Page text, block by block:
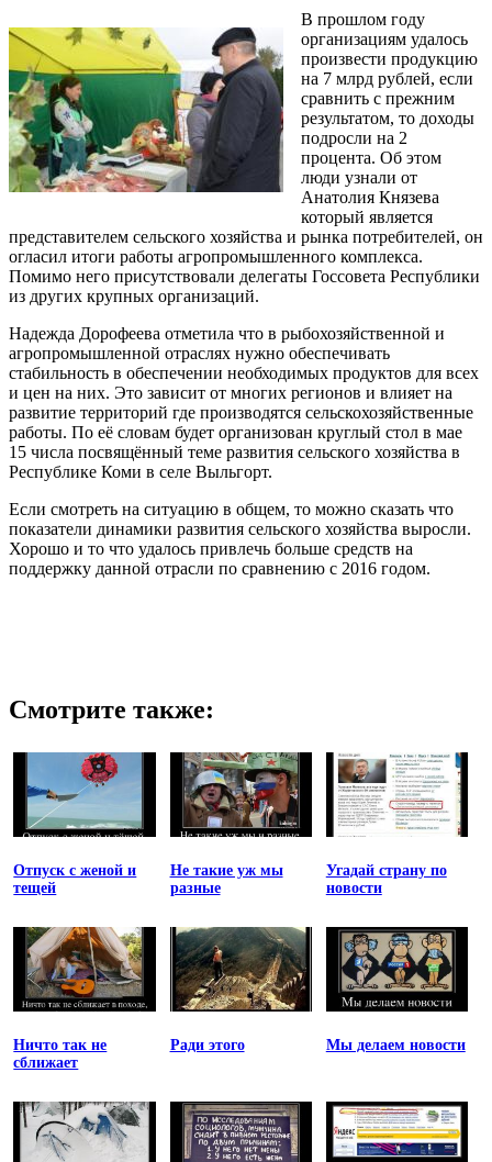
В прошлом году
организациям удалось
произвести продукцию
на 7 млрд рублей, если
сравнить с прежним
результатом, то доходы
подросли на 2
процента. Об этом
люди узнали от
Анатолия Князева
который является
представителем сельского хозяйства и рынка потребителей, он
огласил итоги работы агропромышленного комплекса.
Помимо него присутствовали делегаты Госсовета Республики
из других крупных организаций.
Надежда Дорофеева отметила что в рыбохозяйственной и
агропромышленной отраслях нужно обеспечивать
стабильность в обеспечении необходимых продуктов для всех
и цен на них. Это зависит от многих регионов и влияет на
развитие территорий где производятся сельскохозяйственные
работы. По её словам будет организован круглый стол в мае
15 числа посвящённый теме развития сельского хозяйства в
Республике Коми в селе Выльгорт.
Если смотреть на ситуацию в общем, то можно сказать что
показатели динамики развития сельского хозяйства выросли.
Хорошо и то что удалось привлечь больше средств на
поддержку данной отрасли по сравнению с 2016 годом.
Смотрите также:
Отпуск с женой и
тещей
Не такие уж мы
разные
Угадай страну по
новости
Ничто так не
сближает
Ради этого Мы делаем новости